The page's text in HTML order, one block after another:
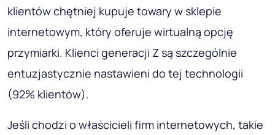
klientów chętniej kupuje towary w sklepie
internetowym, który oferuje wirtualną opcję
przymiarki. Klienci generacji Z są szczególnie
entuzjastycznie nastawieni do tej technologii
(92% klientów).
Jeśli chodzi o właścicieli firm internetowych, takie